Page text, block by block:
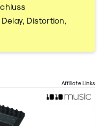
Distortion,
Affiliate Links